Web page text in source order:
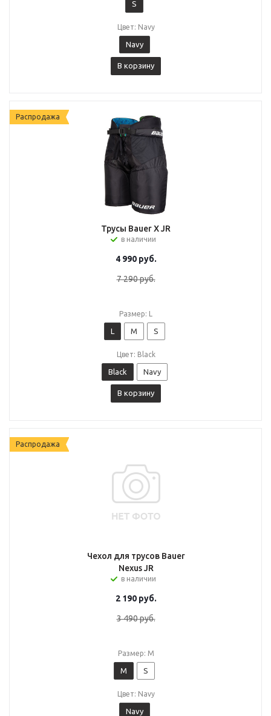
S
Цвет: Navy
Navy
В корзину
Распродажа
Трусы Bauer X JR
в наличии
4 990руб.
7 290руб.
Размер: L
L M S
Цвет: Black
Black Navy
В корзину
Распродажа
Чехол для трусов Bauer
Nexus JR
в наличии
2 190руб.
3 490руб.
Размер: M
M S
Цвет: Navy
Navy